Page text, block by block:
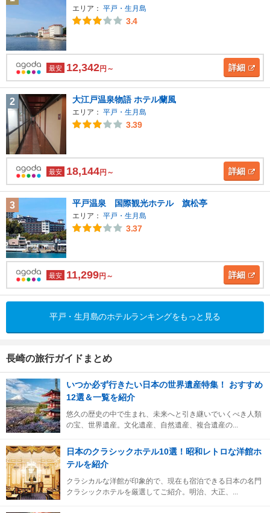
エリア： 平戸・生月島
3.4
最安 12,342円～ 詳細
2 大江戸温泉物語 ホテル蘭風
エリア： 平戸・生月島
3.39
最安 18,144円～ 詳細
3 平戸温泉 国際観光ホテル 旗松亭
エリア： 平戸・生月島
3.37
最安 11,299円～ 詳細
平戸・生月島のホテルランキングをもっと見る
長崎の旅行ガイドまとめ
いつか必ず行きたい日本の世界遺産特集！ おすすめ
12選＆一覧を紹介
悠久の歴史の中で生まれ、未来へと引き継いでいくべき人類
の宝、世界遺産。文化遺産、自然遺産、複合遺産の...
日本のクラシックホテル10選！昭和レトロな洋館ホ
テルを紹介
クラシカルな洋館が印象的で、現在も宿泊できる日本の名門
クラシックホテルを厳選してご紹介。明治、大正、...